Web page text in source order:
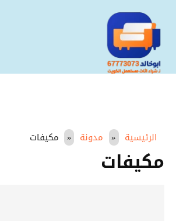
الرئيسية مدونة مكيفات
مكيفات